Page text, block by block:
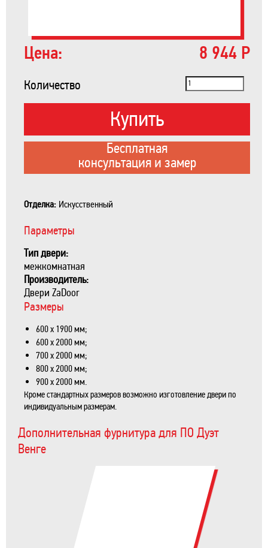
Цена: 8 944 Р
Количество
Купить
Бесплатная
консультация и замер
Отделка: Искусственный
Параметры
Тип двери:
межкомнатная
Производитель:
Двери ZaDoor
Размеры
600 х 1900 мм;
600 х 2000 мм;
700 х 2000 мм;
800 х 2000 мм;
900 х 2000 мм.
Кроме стандартных размеров возможно изготовление двери по
индивидуальным размерам.
Дополнительная фурнитура для ПО Дуэт
Венге